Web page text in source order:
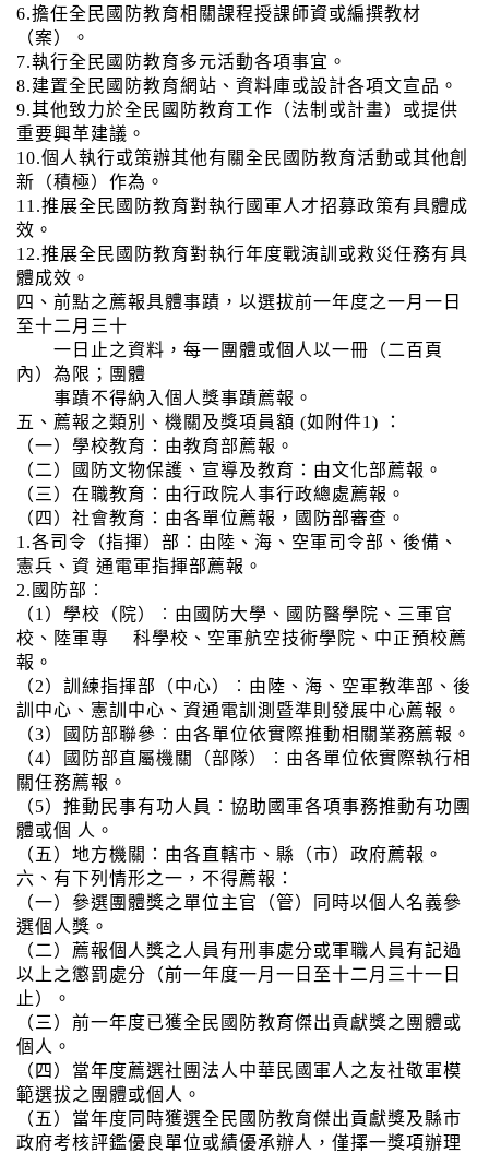
6.擔任全民國防教育相關課程授課師資或編撰教材
（案）。
7.執行全民國防教育多元活動各項事宜。
8.建置全民國防教育網站、資料庫或設計各項文宣品。
9.其他致力於全民國防教育工作（法制或計畫）或提供
重要興革建議。
10.個人執行或策辦其他有關全民國防教育活動或其他創
新（積極）作為。
11.推展全民國防教育對執行國軍人才招募政策有具體成
效。
12.推展全民國防教育對執行年度戰演訓或救災任務有具
體成效。
四、前點之薦報具體事蹟，以選拔前一年度之一月一日
至十二月三十
一日止之資料，每一團體或個人以一冊（二百頁
內）為限；團體
事蹟不得納入個人獎事蹟薦報。
五、薦報之類別、機關及獎項員額 (如附件1) ：
（一）學校教育：由教育部薦報。
（二）國防文物保護、宣導及教育：由文化部薦報。
（三）在職教育：由行政院人事行政總處薦報。
（四）社會教育：由各單位薦報，國防部審查。
1.各司令（指揮）部：由陸、海、空軍司令部、後備、
憲兵、資 通電軍指揮部薦報。
2.國防部︰
（1）學校（院）︰由國防大學、國防醫學院、三軍官
校、陸軍專 科學校、空軍航空技術學院、中正預校薦
報。
（2）訓練指揮部（中心）︰由陸、海、空軍教準部、後
訓中心、憲訓中心、資通電訓測暨準則發展中心薦報。
（3）國防部聯參︰由各單位依實際推動相關業務薦報。
（4）國防部直屬機關（部隊）︰由各單位依實際執行相
關任務薦報。
（5）推動民事有功人員︰協助國軍各項事務推動有功團
體或個 人。
（五）地方機關：由各直轄市、縣（市）政府薦報。
六、有下列情形之一，不得薦報：
（一）參選團體獎之單位主官（管）同時以個人名義參
選個人獎。
（二）薦報個人獎之人員有刑事處分或軍職人員有記過
以上之懲罰處分（前一年度一月一日至十二月三十一日
止）。
（三）前一年度已獲全民國防教育傑出貢獻獎之團體或
個人。
（四）當年度薦選社團法人中華民國軍人之友社敬軍模
範選拔之團體或個人。
（五）當年度同時獲選全民國防教育傑出貢獻獎及縣市
政府考核評鑑優良單位或績優承辦人，僅擇一獎項辦理